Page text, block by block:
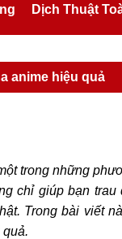
Dịch Thuật
anime hiệu quả
trong những
chỉ giúp bạn
Trong bài viết